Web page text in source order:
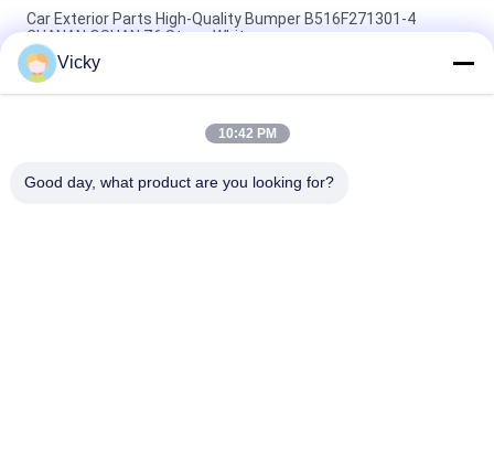
Car Exterior Parts High-Quality Bumper B516F271301-4
CHANAN OSHAN​ Z6 Starry White
Startmotor Honda EX5 Motorfiets motor onderdelen
goedkoop groothandel met hoge prestaties
Motorfietsversteker voor CPR8EAIX-9 China Leveranciers
Vicky
10:42 PM
Good day, what product are you looking for?